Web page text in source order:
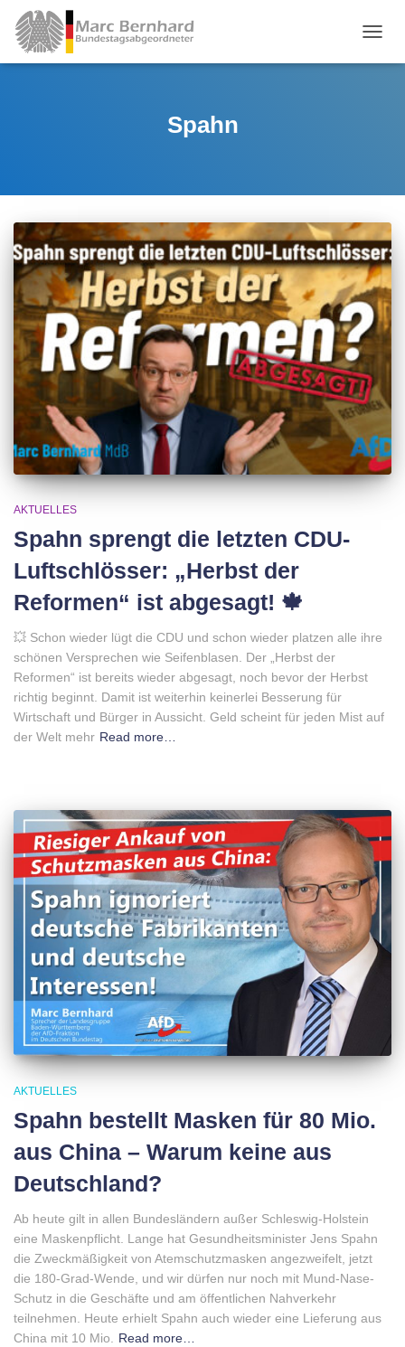
Spahn
AKTUELLES
Spahn sprengt die letzten CDU-
Luftschlösser: „Herbst der
Reformen“ ist abgesagt! 🍁
💥 Schon wieder lügt die CDU und schon wieder platzen alle ihre
schönen Versprechen wie Seifenblasen. Der „Herbst der
Reformen“ ist bereits wieder abgesagt, noch bevor der Herbst
richtig beginnt. Damit ist weiterhin keinerlei Besserung für
Wirtschaft und Bürger in Aussicht. Geld scheint für jeden Mist auf
der Welt mehr Read more…
AKTUELLES
Spahn bestellt Masken für 80 Mio.
aus China – Warum keine aus
Deutschland?
Ab heute gilt in allen Bundesländern außer Schleswig-Holstein
eine Maskenpflicht. Lange hat Gesundheitsminister Jens Spahn
die Zweckmäßigkeit von Atemschutzmasken angezweifelt, jetzt
die 180-Grad-Wende, und wir dürfen nur noch mit Mund-Nase-
Schutz in die Geschäfte und am öffentlichen Nahverkehr
teilnehmen. Heute erhielt Spahn auch wieder eine Lieferung aus
China mit 10 Mio. Read more…